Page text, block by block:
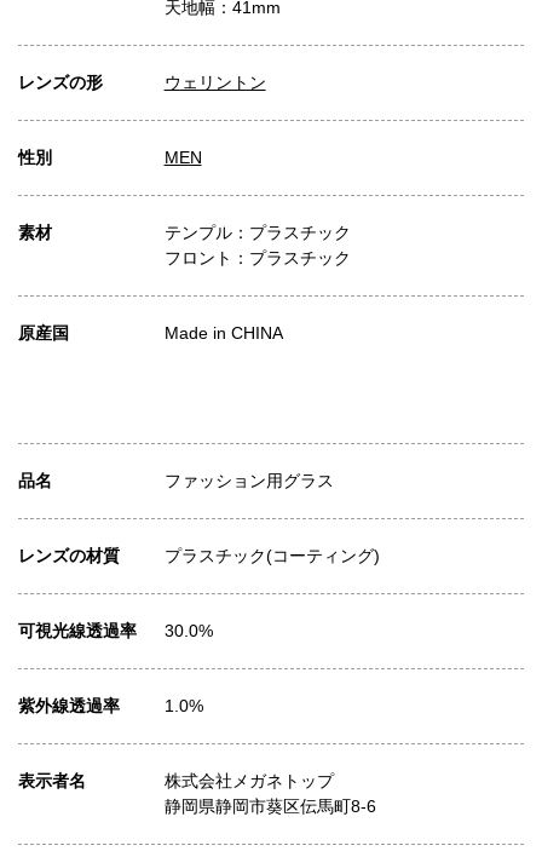
天地幅：41mm
レンズの形 ウェリントン
性別 MEN
素材
テンプル：プラスチック
フロント：プラスチック
原産国 Made in CHINA
品名 ファッション用グラス
レンズの材質 プラスチック(コーティング)
可視光線透過率 30.0%
紫外線透過率 1.0%
表示者名
株式会社メガネトップ
静岡県静岡市葵区伝馬町8-6